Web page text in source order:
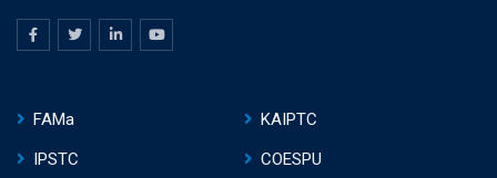
FAMa
KAIPTC
IPSTC
COESPU